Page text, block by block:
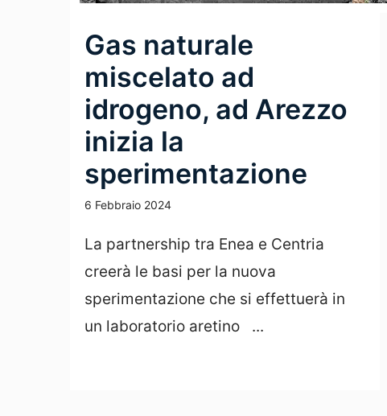
Gas naturale
miscelato ad
idrogeno, ad Arezzo
inizia la
sperimentazione
6 Febbraio 2024
La partnership tra Enea e Centria
creerà le basi per la nuova
sperimentazione che si effettuerà in
un laboratorio aretino ...